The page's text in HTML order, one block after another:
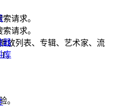
器
库
请求。
请求。
放列表、专辑、艺术家、流
。
。